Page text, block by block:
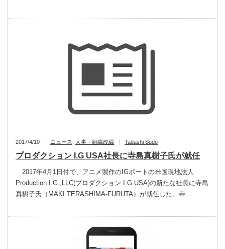
2017/4/10 ニュース 人事・組織改編 Tadashi Sudo
プロダクション I.G USA社長に寺島真樹子氏が就任
2017年4月1日付で、アニメ製作のIGポートの米国現地法人
Production I.G.,LLC(プロダクション I.G USA)の新たな社長に寺島
真樹子氏（MAKI TERASHIMA-FURUTA）が就任した。寺…